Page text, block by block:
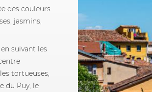
des couleurs
jasmins,
suivant les
tortueuses,
du Puy, le